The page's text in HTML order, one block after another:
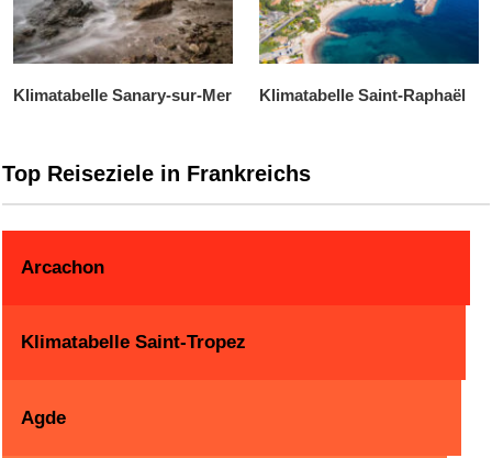
Klimatabelle Sanary-sur-Mer Klimatabelle Saint-Raphaël
Top Reiseziele in Frankreichs
Arcachon
Klimatabelle Saint-Tropez
Agde